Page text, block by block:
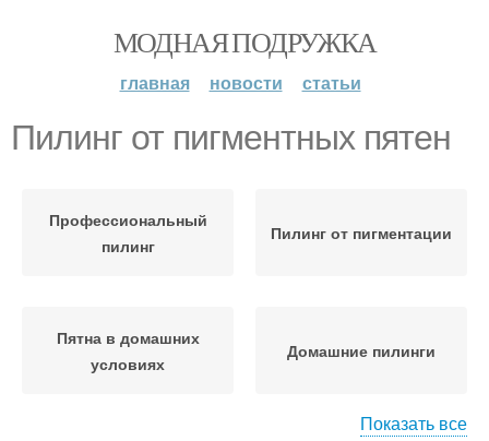
МОДНАЯ ПОДРУЖКА
главная новости статьи
Пилинг от пигментных пятен
Профессиональный
пилинг
Пилинг от пигментации
Пятна в домашних
условиях
Домашние пилинги
Показать все